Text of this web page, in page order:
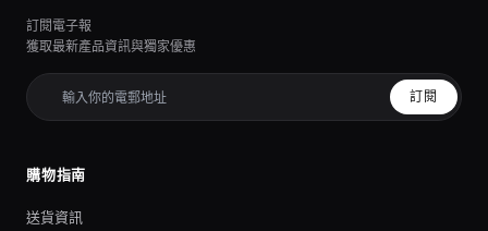
訂閱電子報
獲取最新產品資訊與獨家優惠
訂閱
購物指南
送貨資訊